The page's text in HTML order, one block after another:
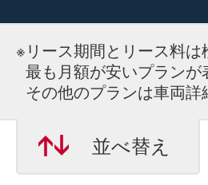
※ リース期間とリース料
最も月額が安いプランが
その他のプランは車両
並べ替え